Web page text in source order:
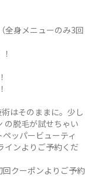
身メニューのみ3回
はそのままに。少し
の脱毛が試せちゃい
ッパービューティ
ンよりご予約くだ
クーポンよりご予約